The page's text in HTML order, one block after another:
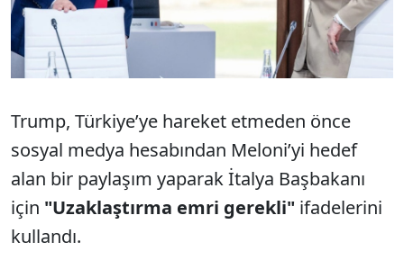
Trump, Türkiye’ye hareket etmeden önce
sosyal medya hesabından Meloni’yi hedef
alan bir paylaşım yaparak İtalya Başbakanı
için "Uzaklaştırma emri gerekli" ifadelerini
kullandı.